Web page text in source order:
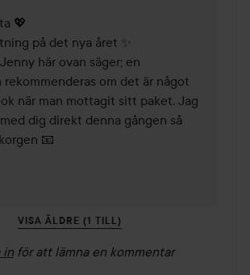
💖
på det nya året ✨
här ovan säger; en
rekommenderas om det är något
när man mottagit sitt paket. Jag
dig direkt denna gången så
📧
VISA ÄLDRE (1 TILL)
in för att lämna en kommentar